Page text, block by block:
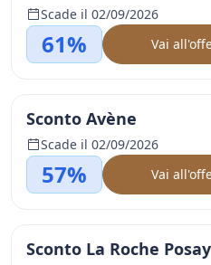
Scade il 02/09/2026
61% Vai
Sconto Avène
Scade il 02/09/2026
57% Vai
Sconto La Roche Posay